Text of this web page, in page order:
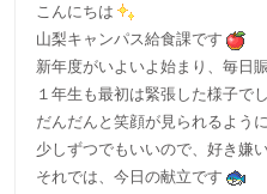
こんにちは
山梨キャンパス給食課です
新年度がいよいよ始まり、毎日
１年生も最初は緊張した様子でし
だんだんと笑顔が見られるよう
少しずつでもいいので、好き嫌
それでは、今日の献立です